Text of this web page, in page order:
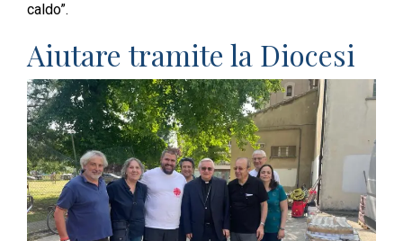
caldo”.
Aiutare tramite la Diocesi